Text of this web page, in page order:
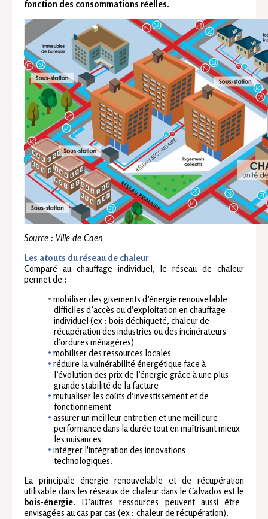
fonction des consommations réelles.
Source : Ville de Caen
Les atouts du réseau de chaleur
Comparé au chauffage individuel, le réseau de chaleur
permet de :
mobiliser des gisements d’énergie renouvelable
difficiles d’accès ou d’exploitation en chauffage
individuel (ex : bois déchiqueté, chaleur de
récupération des industries ou des incinérateurs
d’ordures ménagères)
mobiliser des ressources locales
réduire la vulnérabilité énergétique face à
l’évolution des prix de l’énergie grâce à une plus
grande stabilité de la facture
mutualiser les coûts d’investissement et de
fonctionnement
assurer un meilleur entretien et une meilleure
performance dans la durée tout en maîtrisant mieux
les nuisances
intégrer l'intégration des innovations
technologiques.
La principale énergie renouvelable et de récupération
utilisable dans les réseaux de chaleur dans le Calvados est le
bois-énergie. D’autres ressources peuvent aussi être
envisagées au cas par cas (ex : chaleur de récupération).